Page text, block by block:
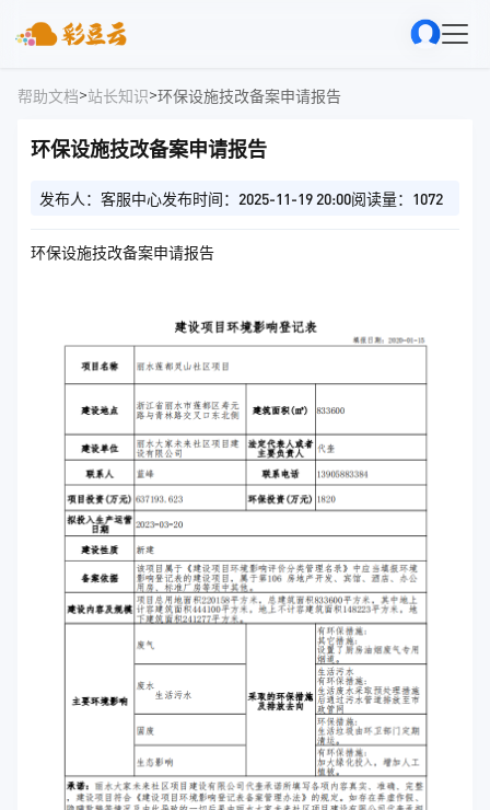
帮助文档>站长知识>环保设施技改备案申请报告
环保设施技改备案申请报告
发布人：客服中心发布时间：2025-11-19 20:00阅读量：1072
环保设施技改备案申请报告